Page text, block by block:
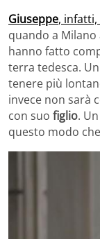
Giuseppe,
quando a
hanno fatto
terra tedesca.
tenere più
invece non sarà
con suo figlio.
questo modo